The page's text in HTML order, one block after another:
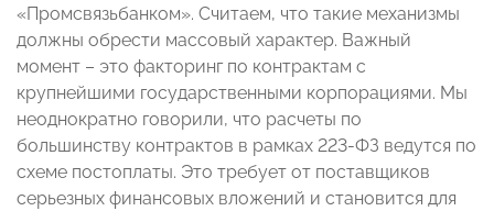
«Промсвязьбанком». Считаем, что такие механизмы
должны обрести массовый характер. Важный
момент – это факторинг по контрактам с
крупнейшими государственными корпорациями. Мы
неоднократно говорили, что расчеты по
большинству контрактов в рамках 223-ФЗ ведутся по
схеме постоплаты. Это требует от поставщиков
серьезных финансовых вложений и становится для